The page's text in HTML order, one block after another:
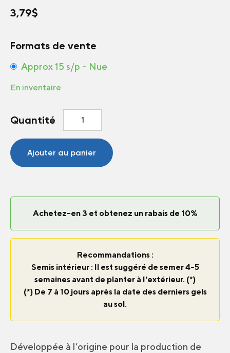
3,79$
Formats de vente
Approx 15 s/p – Nue
En inventaire
Quantité
quantité
Zinnia
Oklahoma
Ajouter au panier
Achetez-en 3 et obtenez un rabais de 10%
Recommandations :
Semis intérieur : Il est suggéré de semer 4-5
semaines avant de planter à l'extérieur. (*)
(*) De 7 à 10 jours après la date des derniers gels
au sol.
Développée à l’origine pour la production de